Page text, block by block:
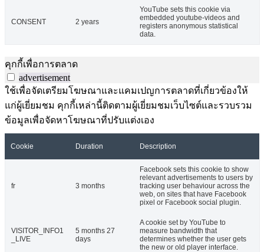
CONSENT 2 years
YouTube sets this cookie via
embedded youtube-videos and
registers anonymous statistical
data.
คุกกี้เพื่อการตลาด
advertisement
ใช้เพื่อจัดเตรียมโฆษณาและแคมเปญการตลาดที่เกี่ยวข้องให้
แก่ผู้เยี่ยมชม คุกกี้เหล่านี้ติดตามผู้เยี่ยมชมเว็บไซต์และรวบรวม
ข้อมูลเพื่อจัดหาโฆษณาที่ปรับแต่งเอง
Cookie Duration Description
fr 3 months
Facebook sets this cookie to show
relevant advertisements to users by
tracking user behaviour across the
web, on sites that have Facebook
pixel or Facebook social plugin.
VISITOR_INFO1
_LIVE
5 months 27
days
A cookie set by YouTube to
measure bandwidth that
determines whether the user gets
the new or old player interface.